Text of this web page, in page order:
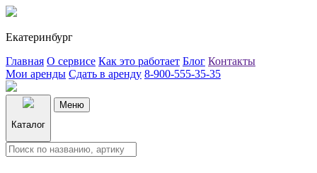
Екатеринбург
Главная О сервисе Как это работает Блог Контакты
Мои аренды Сдать в аренду 8-900-555-35-35
Каталог
Меню